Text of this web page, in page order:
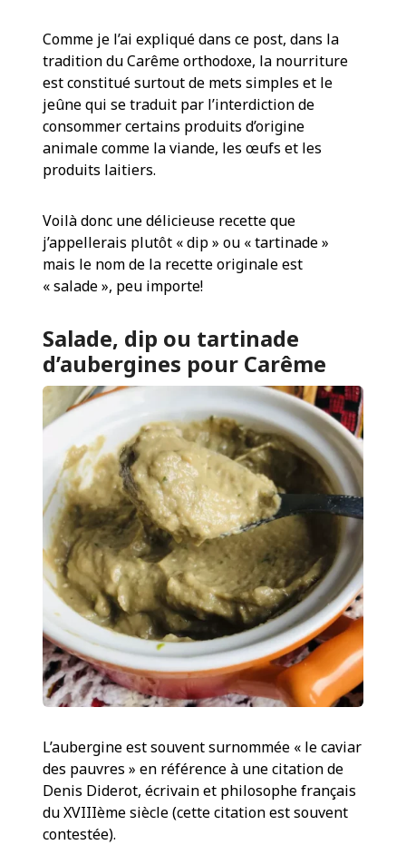
Comme je l’ai expliqué dans ce post, dans la
tradition du Carême orthodoxe, la nourriture
est constitué surtout de mets simples et le
jeûne qui se traduit par l’interdiction de
consommer certains produits d’origine
animale comme la viande, les œufs et les
produits laitiers.
Voilà donc une délicieuse recette que
j’appellerais plutôt « dip » ou « tartinade »
mais le nom de la recette originale est
« salade », peu importe!
Salade, dip ou tartinade
d’aubergines pour Carême
L’aubergine est souvent surnommée « le caviar
des pauvres » en référence à une citation de
Denis Diderot, écrivain et philosophe français
du XVIIIème siècle (cette citation est souvent
contestée).